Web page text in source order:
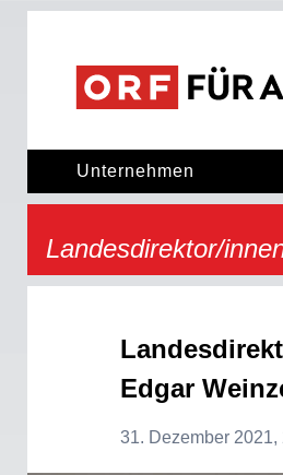
ORF für Alle
ORF für alle
Unternehmen
Landesdirektor/
Edgar
31. Dezember 2021,